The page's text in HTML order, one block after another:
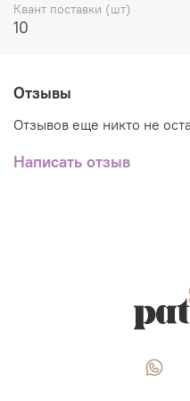
Квант поставки (шт)
10
Отзывы
Отзывов еще никто не
Написать отзыв